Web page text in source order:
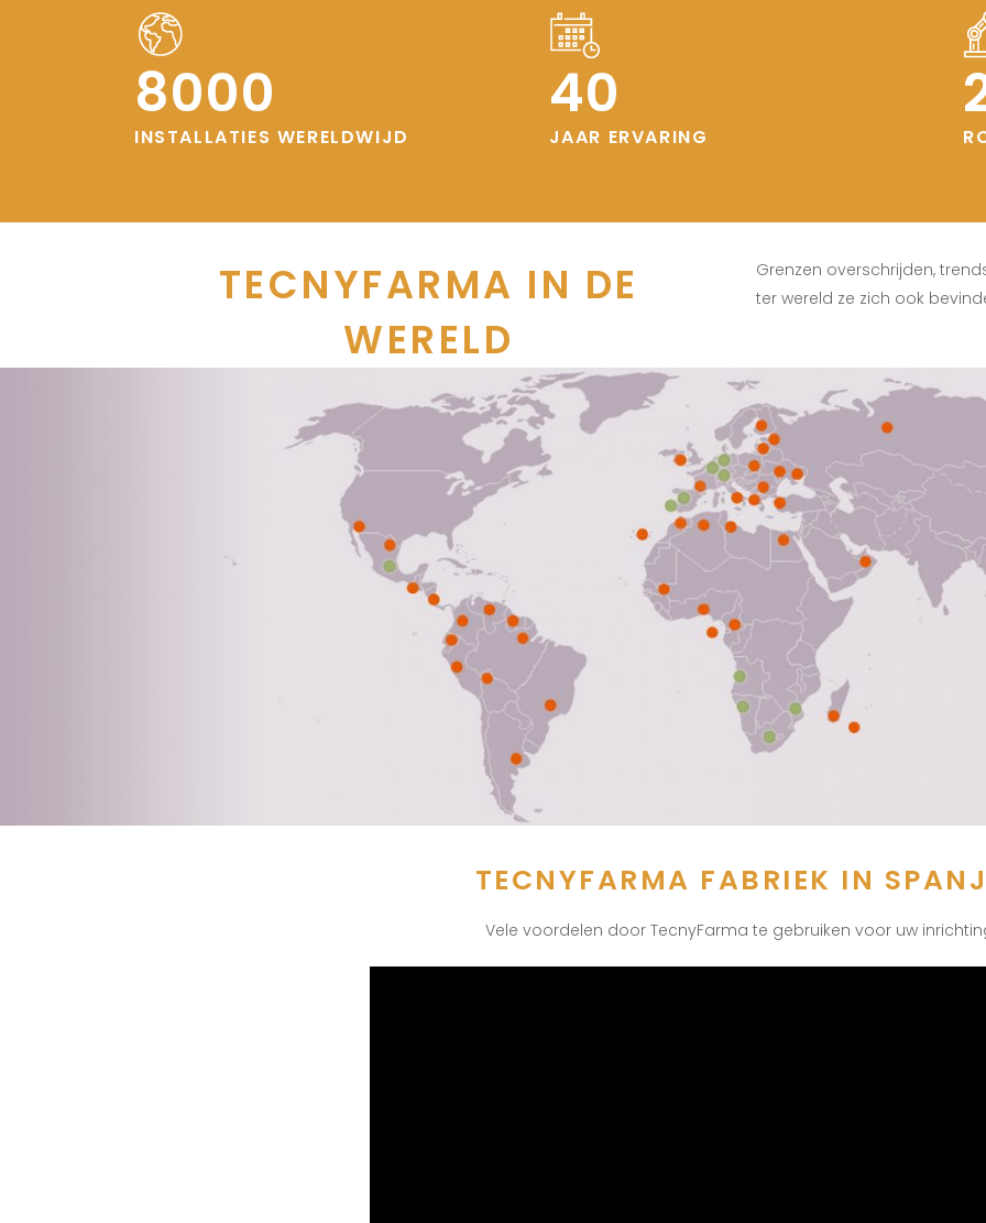
8000
INSTALLATIES WERELDWIJD
40
JAAR ERVARING
TECNYFARMA IN DE
WERELD
Grenzen overschrijden,
ter wereld ze zich ook
TECNYFARMA FABRIEK IN
Vele voordelen door TecnyFarma te gebruiken voor uw